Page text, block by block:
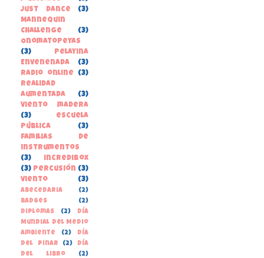
Just Dance
(3)
Mannequin
Challenge
(3)
Onomatopeyas
(3)
Pelayina
Envenenada
(3)
Radio online
(3)
Realidad
Aumentada
(3)
Viento madera
(3)
escuela
pública
(3)
familias de
instrumentos
(3)
incredibox
(3) percusión (3)
viento
(3)
Abecedaria
(2)
Badges
(2)
Diplomas
(2)
Día
Mundial del Medio
Ambiente
(2)
Día
del Pinar
(2)
Día
del libro
(2)